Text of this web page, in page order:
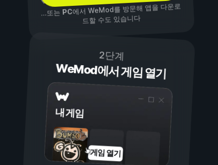
...또는PC에서 WeMod를 방문해 앱을 다운로
드할 수도 있습니다
2단계
WeMod에서 게임 열기
내 게임
게임 열기